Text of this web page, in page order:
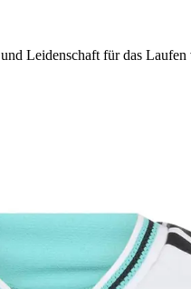
Leidenschaft für das Laufen